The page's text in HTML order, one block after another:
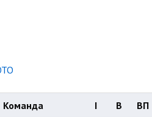
Команда І В ВП